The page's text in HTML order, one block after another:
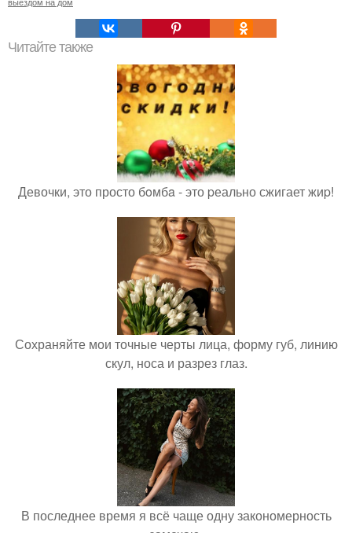
Читайте также
Девочки, это просто бoмбa - это pеально сжигает жиp!
Сохраняйте мои точные черты лица, форму губ, линию
скул, носа и разрез глаз.
В последнее время я всё чаще одну закономерность